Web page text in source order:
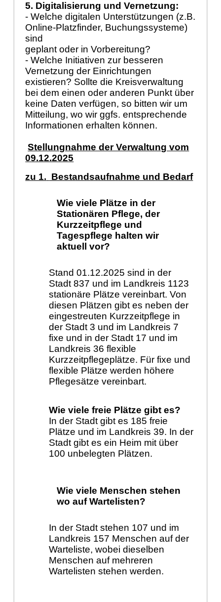
5. Digitalisierung und Vernetzung:
- Welche digitalen Unterstützungen (z.B.
Online-Platzfinder, Buchungssysteme)
sind
geplant oder in Vorbereitung?
- Welche Initiativen zur besseren
Vernetzung der Einrichtungen
existieren? Sollte die Kreisverwaltung
bei dem einen oder anderen Punkt über
keine Daten verfügen, so bitten wir um
Mitteilung, wo wir ggfs. entsprechende
Informationen erhalten können.
Stellungnahme der Verwaltung vom
09.12.2025
zu 1. Bestandsaufnahme und Bedarf
Wie viele Plätze in der
Stationären Pflege, der
Kurzzeitpflege und
Tagespflege halten wir
aktuell vor?
Stand 01.12.2025 sind in der
Stadt 837 und im Landkreis 1123
stationäre Plätze vereinbart. Von
diesen Plätzen gibt es neben der
eingestreuten Kurzzeitpflege in
der Stadt 3 und im Landkreis 7
fixe und in der Stadt 17 und im
Landkreis 36 flexible
Kurzzeitpflegeplätze. Für fixe und
flexible Plätze werden höhere
Pflegesätze vereinbart.
Wie viele freie Plätze gibt es?
In der Stadt gibt es 185 freie
Plätze und im Landkreis 39. In der
Stadt gibt es ein Heim mit über
100 unbelegten Plätzen.
Wie viele Menschen stehen
wo auf Wartelisten?
In der Stadt stehen 107 und im
Landkreis 157 Menschen auf der
Warteliste, wobei dieselben
Menschen auf mehreren
Wartelisten stehen werden.